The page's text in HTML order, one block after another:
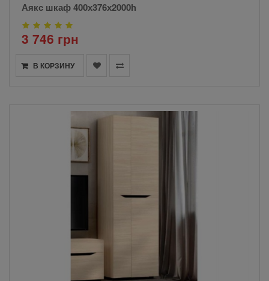
Аякс шкаф 400х376х2000h
3 746 грн
В КОРЗИНУ